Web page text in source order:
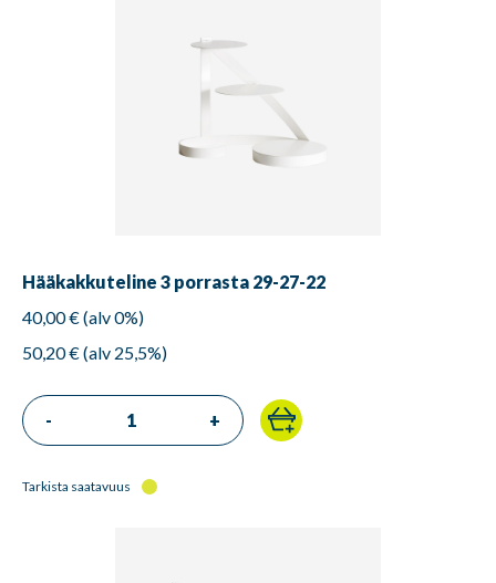
Hääkakkuteline 3 porrasta 29-27-22
40,00 € (alv 0%)
50,20 € (alv 25,5%)
- +
Tarkista saatavuus